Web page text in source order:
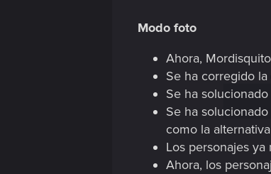
Modo foto
Ahora,
Se ha corregido
Se ha
Se ha
como la
Los personajes
Ahora, los